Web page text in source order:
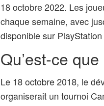
18 octobre 2022. Les
chaque semaine, avec
disponible sur
Qu’est-ce
Le 18 octobre 2018, le
organiserait un tournoi